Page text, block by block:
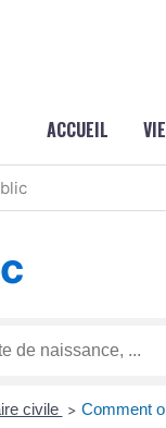
ACCUEIL
civile > Comment